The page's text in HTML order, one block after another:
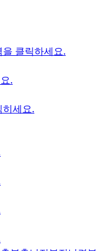
클릭하세요.
.
세요.